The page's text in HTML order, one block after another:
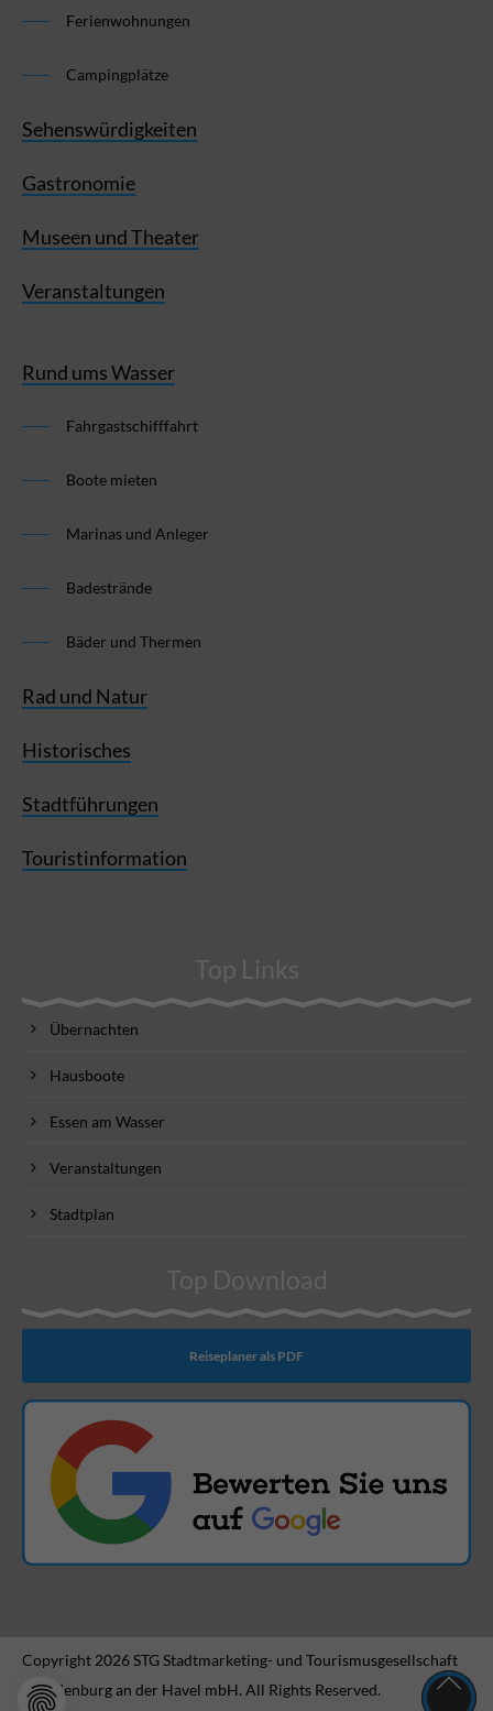
Ferienwohnungen
Campingplätze
Sehenswürdigkeiten
Gastronomie
Museen und Theater
Veranstaltungen
Rund ums Wasser
Fahrgastschifffahrt
Boote mieten
Marinas und Anleger
Badestrände
Bäder und Thermen
Rad und Natur
Historisches
Stadtführungen
Touristinformation
Top Links
Übernachten
Hausboote
Essen am Wasser
Veranstaltungen
Stadtplan
Top Download
Reiseplaner als PDF
Copyright 2026 STG Stadtmarketing- und Tourismusgesellschaft
Brandenburg an der Havel mbH. All Rights Reserved.